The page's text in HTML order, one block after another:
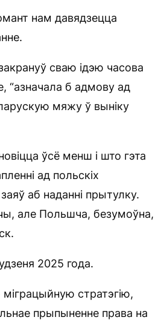
нам давядзецца
сваю ідэю часова
“азначала б адмову ад
мяжу ў выніку
ўсё менш і што гэта
ад польскіх
аб наданні прытулку.
але Польшча, безумоўна,
2025 года.
стратэгію,
прыпыненне права на